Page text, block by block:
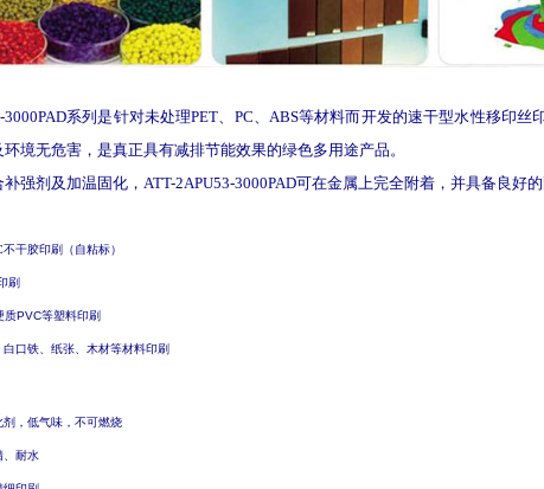
3000PAD系列是针对未处理PET、 PC、 ABS等材料而开发的速干型水性移印丝
境无危害，是真正具有减排节能效果的绿色多用途产品。
补强剂及 加温 固化， ATT-2APU53-3000PAD可在金属上完全附着，并具备良好
不干胶印刷（自粘标）
刷
质PVC等塑料印刷
口铁、纸张、木材等材料印刷
剂 ，低气味，不可燃烧
、耐水